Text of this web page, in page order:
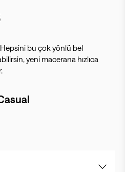
bu çok yönlü bel
yeni macerana hızlıca